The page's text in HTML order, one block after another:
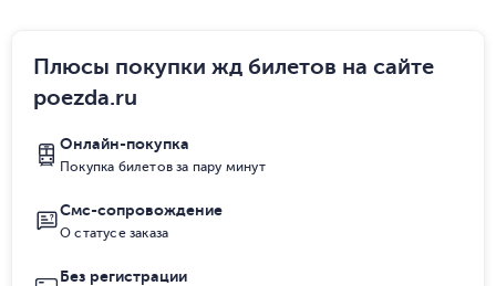
Плюсы покупки жд билетов на сайте
poezda.ru
Онлайн-покупка
Покупка билетов за пару минут
Смс-сопровождение
О статусе заказа
Без регистрации